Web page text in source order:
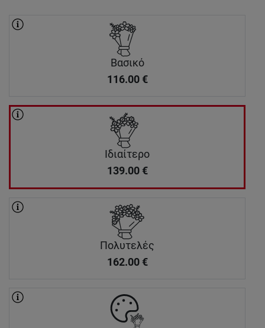
Βασικό
116.00 €
Ιδιαίτερο
139.00 €
Πολυτελές
162.00 €